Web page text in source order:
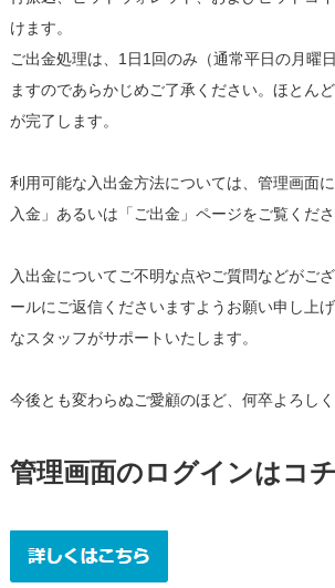
けます。
ご出金処理は、1日1回のみ（通常平日の月曜
ますのであらかじめご了承ください。ほとん
が完了します。
利用可能な入出金方法については、管理画面
入金」あるいは「ご出金」ページをご覧くださ
入出金についてご不明な点やご質問などがご
ールにご返信くださいますようお願い申し上
なスタッフがサポートいたします。
今後とも変わらぬご愛顧のほど、何卒よろしく
管理画面のログインはコ